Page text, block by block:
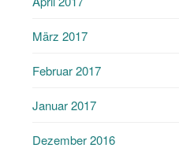
März 2017
Februar 2017
Januar 2017
Dezember 2016